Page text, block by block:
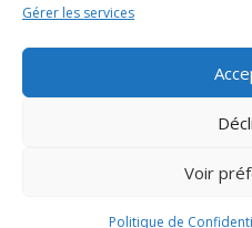
Gérer les services
Voir
Politique de
© 2023 Mairie d’Afa –